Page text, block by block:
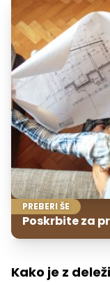
PREBERI ŠE
Poskrbite za
Kako je z